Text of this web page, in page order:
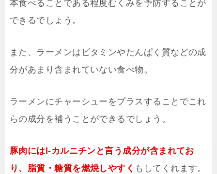
本食べることである程度むくみを予防することが
できるでしょう。
また、ラーメンはビタミンやたんぱく質などの成
分があまり含まれていない食べ物。
ラーメンにチャーシューをプラスすることでこれ
らの成分を補うことができるでしょう。
豚肉にはl-カルニチンと言う成分が含まれてお
り、脂質・糖質を燃焼しやすく もしてくれます。